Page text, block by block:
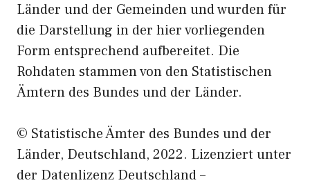
Länder und der Gemeinden und wurden für
die Darstellung in der hier vorliegenden
Form entsprechend aufbereitet. Die
Rohdaten stammen von den Statistischen
Ämtern des Bundes und der Länder.
© Statistische Ämter des Bundes und der
Länder, Deutschland, 2022. Lizenziert unter
der Datenlizenz Deutschland –